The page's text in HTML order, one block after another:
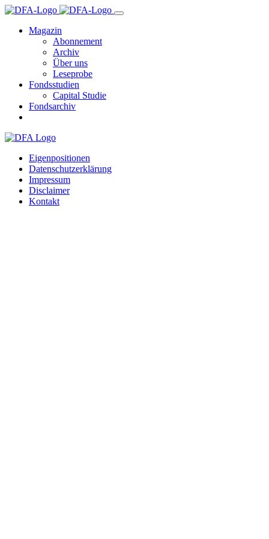
Magazin
Abonnement
Archiv
Über uns
Leseprobe
Fondsstudien
Capital Studie
Fondsarchiv
Eigenpositionen
Datenschutzerklärung
Impressum
Disclaimer
Kontakt